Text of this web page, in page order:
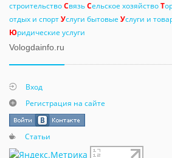
строительствоСвязьСельское хозяйствоТ
отдых и спортУслуги бытовые Услуги и
Юридические услуги
Vologdainfo.ru
Вход
Регистрация на сайте
Статьи